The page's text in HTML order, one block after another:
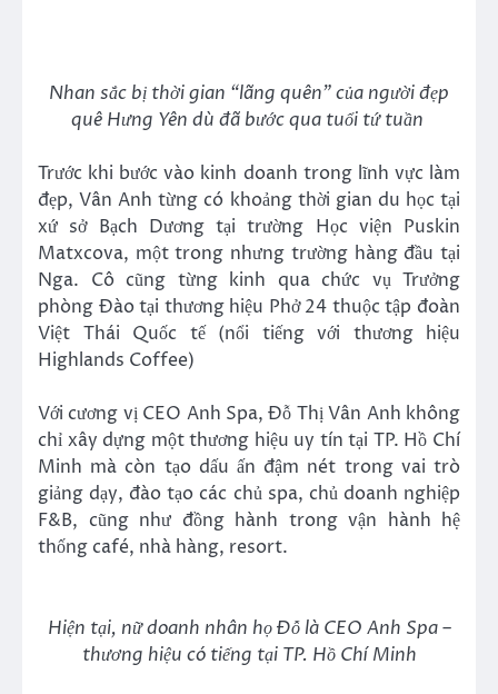
Nhan sắc bị thời gian “lãng quên” của người đẹp
quê Hưng Yên dù đã bước qua tuổi tứ tuần
Trước khi bước vào kinh doanh trong lĩnh vực làm
đẹp, Vân Anh từng có khoảng thời gian du học tại
xứ sở Bạch Dương tại trường Học viện Puskin
Matxcova, một trong nhưng trường hàng đầu tại
Nga. Cô cũng từng kinh qua chức vụ Trưởng
phòng Đào tại thương hiệu Phở 24 thuộc tập đoàn
Việt Thái Quốc tế (nổi tiếng với thương hiệu
Highlands Coffee)
Với cương vị CEO Anh Spa, Đỗ Thị Vân Anh không
chỉ xây dựng một thương hiệu uy tín tại TP. Hồ Chí
Minh mà còn tạo dấu ấn đậm nét trong vai trò
giảng dạy, đào tạo các chủ spa, chủ doanh nghiệp
F&B, cũng như đồng hành trong vận hành hệ
thống café, nhà hàng, resort.
Hiện tại, nữ doanh nhân họ Đỗ là CEO Anh Spa –
thương hiệu có tiếng tại TP. Hồ Chí Minh